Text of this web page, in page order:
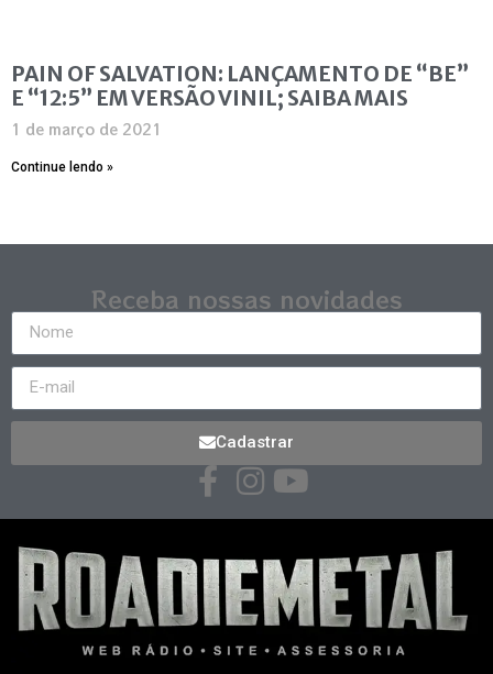
PAIN OF SALVATION: LANÇAMENTO DE “BE”
E “12:5” EM VERSÃO VINIL; SAIBA MAIS
1 de março de 2021
Continue lendo »
Receba nossas novidades
Cadastrar